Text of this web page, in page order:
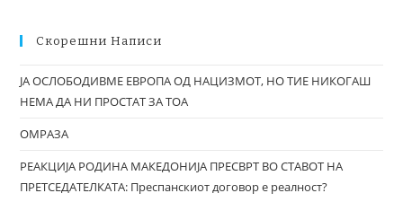
Скорешни Написи
ЈА ОСЛОБОДИВМЕ ЕВРОПА ОД НАЦИЗМОТ, НО ТИЕ НИКОГАШ
НЕМА ДА НИ ПРОСТАТ ЗА ТОА
ОМРАЗА
РЕАКЦИЈА РОДИНА МАКЕДОНИЈА ПРЕСВРТ ВО СТАВОТ НА
ПРЕТСЕДАТЕЛКАТА: Преспанскиот договор е реалност?